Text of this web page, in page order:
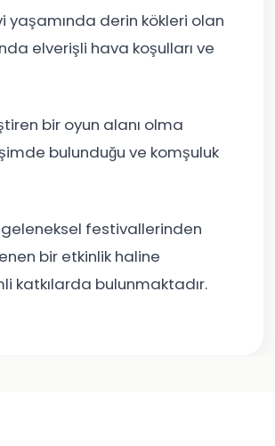
yaşamında derin kökleri olan
elverişli hava koşulları ve
bir oyun alanı olma
bulunduğu ve komşuluk
festivallerinden
bir etkinlik haline
katkılarda bulunmaktadır.